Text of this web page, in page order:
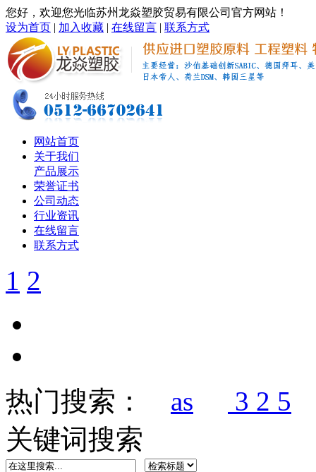
您好，欢迎您光临苏州龙焱塑胶贸易有限公司官方网站！
设为首页 | 加入收藏 | 在线留言 | 联系方式
网站首页
关于我们
产品展示
荣誉证书
公司动态
行业资讯
在线留言
联系方式
1 2
热门搜索： as
3 2 5
关键词搜索